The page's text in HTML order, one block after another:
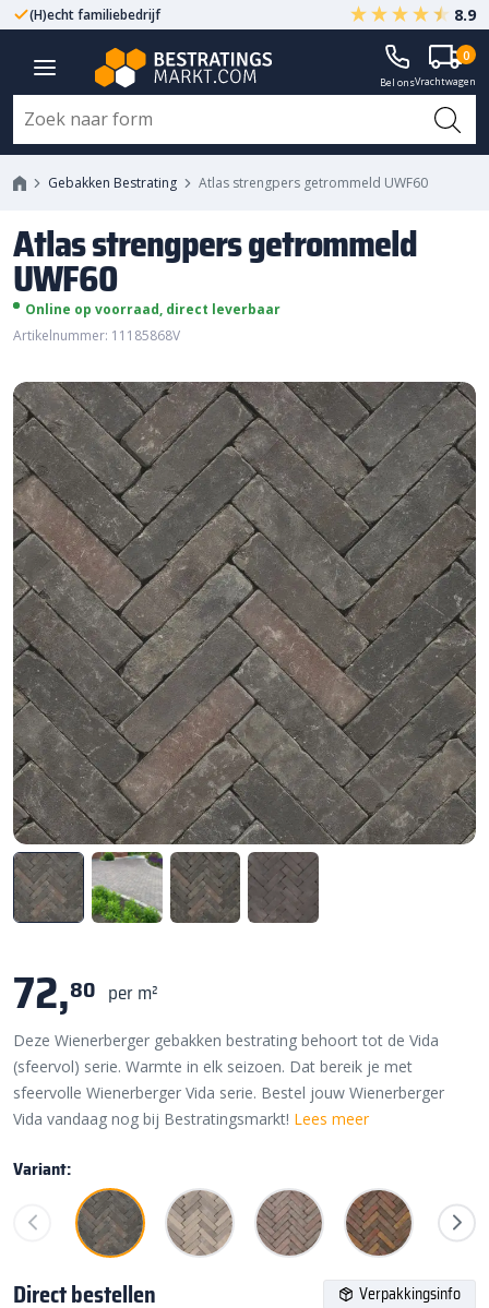
(H)echt familiebedrijf Gegarandeerd A-kwaliteit
8.9
Bel onsVrachtwagen
0
Gebakken Bestrating Atlas strengpers getrommeld UWF60
Atlas strengpers getrommeld
UWF60
Online op voorraad, direct leverbaar
Artikelnummer: 11185868V
72,80 per m²
Deze Wienerberger gebakken bestrating behoort tot de Vida
(sfeervol) serie. Warmte in elk seizoen. Dat bereik je met
sfeervolle Wienerberger Vida serie. Bestel jouw Wienerberger
Vida vandaag nog bij Bestratingsmarkt! Lees meer
Variant:
Direct bestellen Verpakkingsinfo
Atlas strengpers getrommeld
UWF60